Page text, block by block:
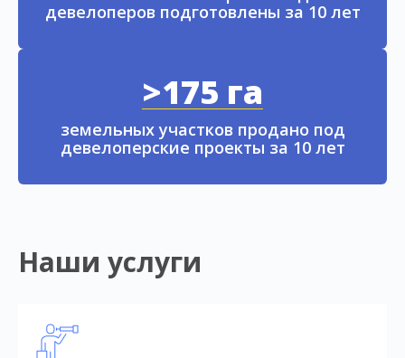
девелоперов подготовлены за 10 лет
>175 га
земельных участков продано под
девелоперские проекты за 10 лет
Наши услуги